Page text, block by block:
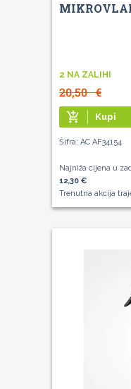
2 NA ZALIHI
20,50€
add_shopping_cart Kupi
Šifra: AC AF34154
Najniža cijena u
12,30 €
Trenutna akcija